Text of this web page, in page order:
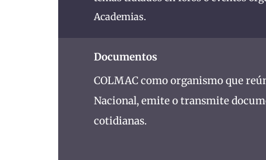
Academias.
Documentos
COLMAC como organismo que
Nacional, emite o transmite
cotidianas.